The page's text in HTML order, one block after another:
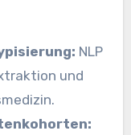
NLP
und